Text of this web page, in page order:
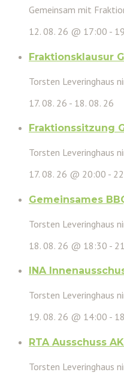
Gemeinsam mit
12. 08. 26 @ 17:00 -
Fraktionsklausur
Torsten Leveringhaus
17. 08. 26 - 18. 08. 26
Fraktionssitzung
Torsten Leveringhaus
17. 08. 26 @ 20:00 -
Gemeinsames
Torsten Leveringhaus
18. 08. 26 @ 18:30 -
INA
Torsten Leveringhaus
19. 08. 26 @ 14:00 -
RTA Ausschuss
Torsten Leveringhaus